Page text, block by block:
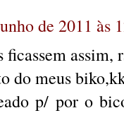
de 2011 às
assim,
do meus
p/ por o